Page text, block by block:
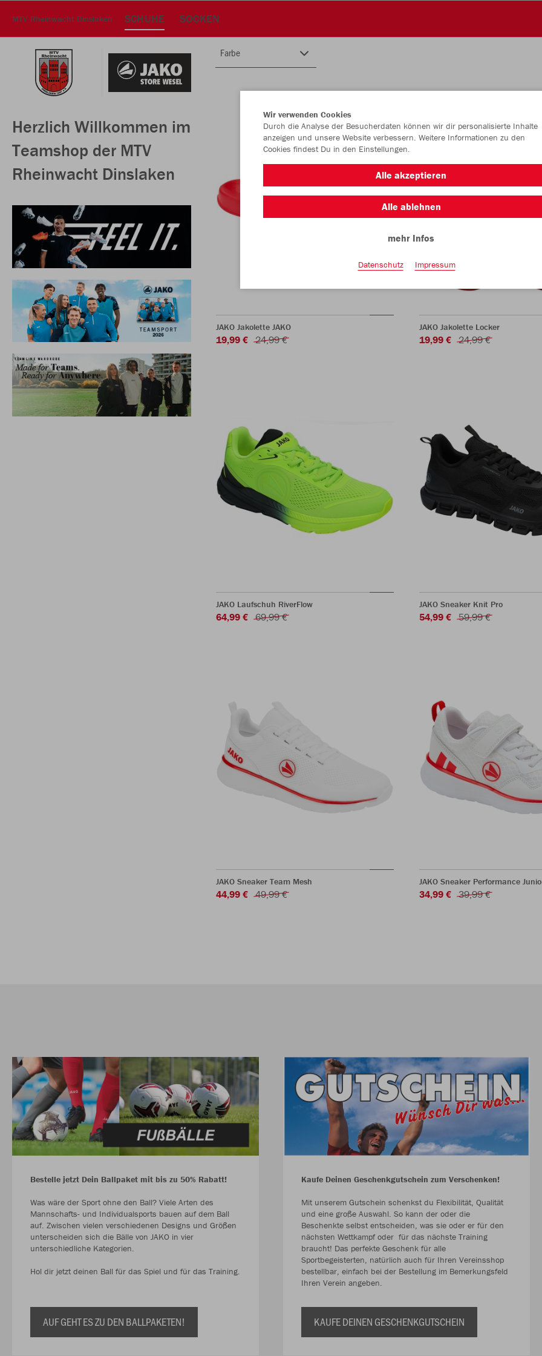
MTV Rheinwacht Dinslaken SCHUHE SOCKEN
Herzlich Willkommen im
Teamshop der MTV
Rheinwacht Dinslaken
Farbe
JAKO Jakolette JAKO
19,99 € 24,99 €
JAKO Jakolette Locker
19,99 € 24,99 €
JAKO Laufschuh RiverFlow
64,99 € 69,99 €
JAKO Sneaker Knit Pro
54,99 € 59,99 €
JAKO Sneaker Team Mesh
44,99 € 49,99 €
JAKO Sneaker Performance
34,99 € 39,99 €
Bestelle jetzt Dein Ballpaket mit bis zu 50% Rabatt!
Was wäre der Sport ohne den Ball? Viele Arten des
Mannschafts- und Individualsports bauen auf dem Ball
auf. Zwischen vielen verschiedenen Designs und Größen
unterscheiden sich die Bälle von JAKO in vier
unterschiedliche Kategorien.
Hol dir jetzt deinen Ball für das Spiel und für das Training.
AUF GEHT ES ZU DEN BALLPAKETEN!
Kaufe Deinen Geschenkgutschein zum Verschenken!
Mit unserem Gutschein schenkst du Flexibilität, Qualität
und eine große Auswahl. So kann der oder die
Beschenkte selbst entscheiden, was sie oder er für den
nächsten Wettkampf oder für das nächste Training
braucht! Das perfekte Geschenk für alle
Sportbegeisterten, natürlich auch für Ihren Vereinsshop
bestellbar, einfach bei der Bestellung im Bemerkungsfeld
Ihren Verein angeben.
KAUFE DEINEN GESCHENKGUTSCHEIN
Wir verwenden Cookies
Durch die Analyse der Besucherdaten können wir dir personalisierte Inhalte
anzeigen und unsere Website verbessern. Weitere Informationen zu den
Cookies findest Du in den Einstellungen.
Alle akzeptieren
Alle ablehnen
mehr Infos
Datenschutz Impressum